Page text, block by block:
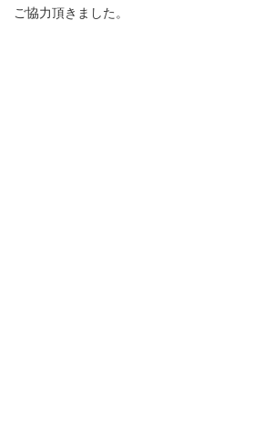
ご協力頂きました。